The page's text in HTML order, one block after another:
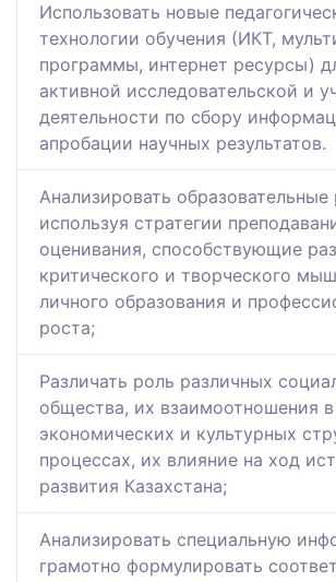
Использовать новые
технологии обучения (ИКТ,
программы, интернет ресурсы)
активной исследовательской и
деятельности по сбору
апробации научных результатов.
Анализировать образовательные
используя стратегии
оценивания, способствующие
критического и творческого
личного образования и
роста;
Различать роль различных
общества, их взаимоотношения в
экономических и культурных
процессах, их влияние на ход
развития Казахстана;
Анализировать специальную
грамотно формулировать